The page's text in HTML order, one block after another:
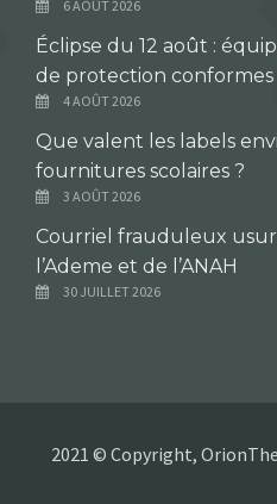
6 AOÛT 2026
Éclipse du 12 août :
de protection conformes
4 AOÛT 2026
Que valent les labels
fournitures scolaires ?
3 AOÛT 2026
Courriel frauduleux
l’Ademe et de l’ANAH
30 JUILLET 2026
2021 © Copyright,